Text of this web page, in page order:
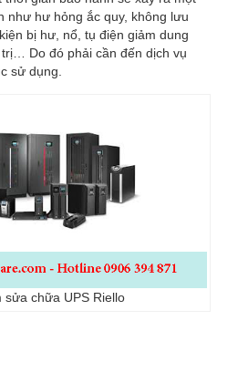
như hư hỏng ắc quy, không lưu
bị hư, nổ, tụ điện giảm dung
Do đó phải cần đến dịch vụ
sử dụng.
sửa chữa UPS Riello